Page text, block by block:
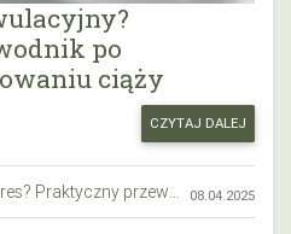
po
ciąży
CZYTAJ DALEJ
08.04.2025